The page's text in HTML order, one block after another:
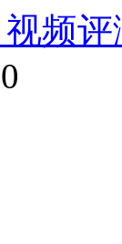
视频